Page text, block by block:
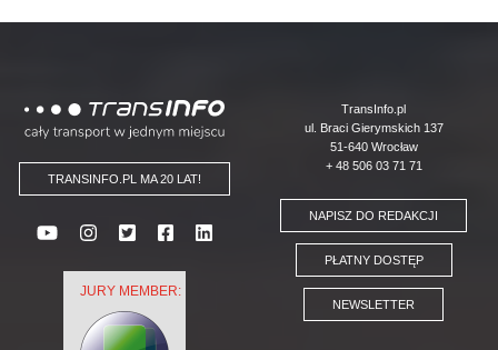
Logo
TRANSINFO.PL MA 20 LAT!
JURY MEMBER:
TransInfo.pl
ul. Braci Gierymskich 137
51-640 Wrocław
+ 48 506 03 71 71
NAPISZ DO REDAKCJI
PŁATNY DOSTĘP
NEWSLETTER